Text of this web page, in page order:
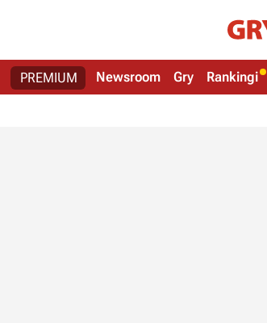
PREMIUM Newsroom Gry Rankingi